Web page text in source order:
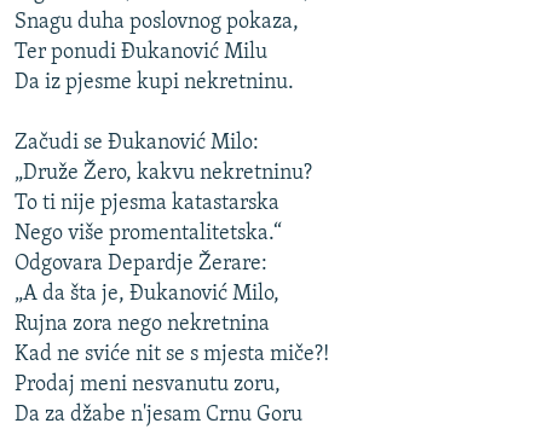
Snagu duha poslovnog pokaza,
Ter ponudi Đukanović Milu
Da iz pjesme kupi nekretninu.
Začudi se Đukanović Milo:
„Druže Žero, kakvu nekretninu?
To ti nije pjesma katastarska
Nego više promentalitetska.“
Odgovara Depardje Žerare:
„A da šta je, Đukanović Milo,
Rujna zora nego nekretnina
Kad ne sviće nit se s mjesta miče?!
Prodaj meni nesvanutu zoru,
Da za džabe n'jesam Crnu Goru